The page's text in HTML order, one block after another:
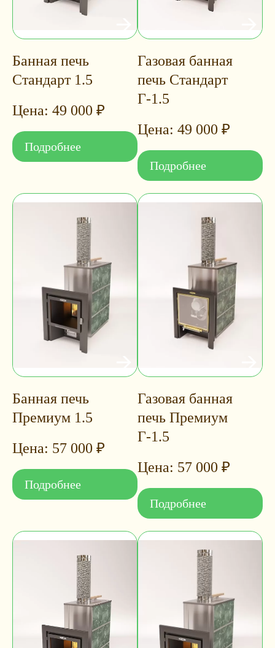
Банная печь
Стандарт 1.5
49 000 ₽
Подробнее
Газовая банная
печь Стандарт
Г-1.5
49 000 ₽
Подробнее
Банная печь
Премиум 1.5
57 000 ₽
Подробнее
Газовая банная
печь Премиум
Г-1.5
57 000 ₽
Подробнее